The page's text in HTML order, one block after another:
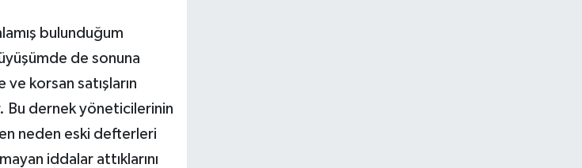
bulunduğum
de sonuna
korsan satışların
Bu dernek yöneticilerinin
neden eski defterleri
iddalar attıklarını